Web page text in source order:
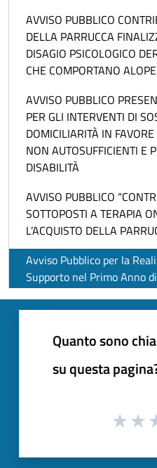
AVVISO PUBBLICO
DELLA PARRUCCA
DISAGIO PSICOLOGICO
CHE COMPORTANO
AVVISO PUBBLICO
PER GLI INTERVENTI DI
DOMICILIARITÀ IN
NON AUTOSUFFICIENTI E
DISABILITÀ
AVVISO PUBBLICO
SOTTOPOSTI A TERAPIA
L’ACQUISTO DELLA
Avviso Pubblico per la
Supporto nel Primo Anno
Quanto sono
su questa